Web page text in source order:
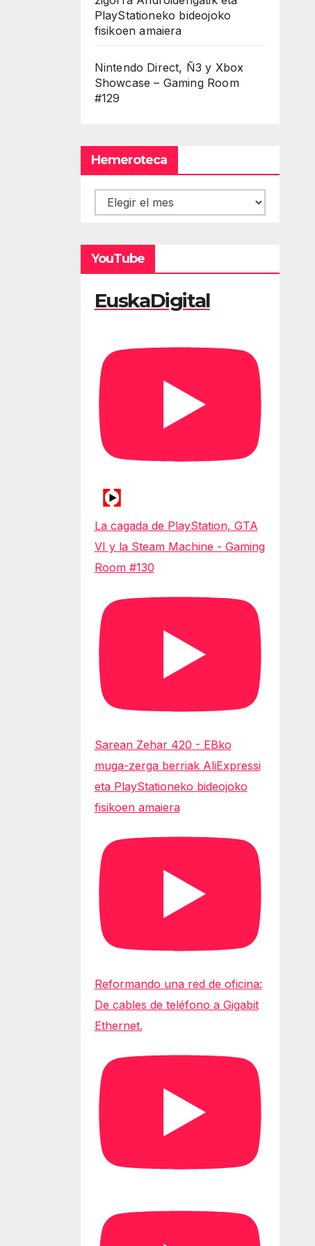
PlayStationeko bideojoko
fisikoen amaiera
Nintendo Direct, Ñ3 y Xbox
Showcase – Gaming Room
#129
Hemeroteca
Hemeroteca
YouTube
EuskaDigital
La cagada de PlayStation, GTA
VI y la Steam Machine - Gaming
Room #130
Sarean Zehar 420 - EBko
muga-zerga berriak AliExpressi
eta PlayStationeko bideojoko
fisikoen amaiera
Reformando una red de oficina:
De cables de teléfono a Gigabit
Ethernet.